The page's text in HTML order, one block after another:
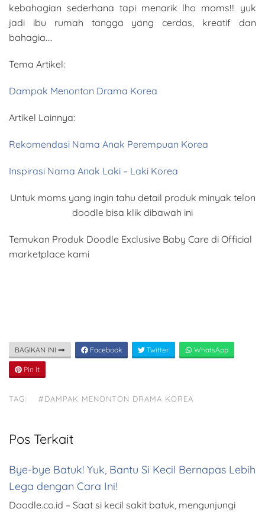
kebahagian sederhana tapi menarik lho moms!!! yuk
jadi ibu rumah tangga yang cerdas, kreatif dan
bahagia….
Tema Artikel:
Dampak Menonton Drama Korea
Artikel Lainnya:
Rekomendasi Nama Anak Perempuan Korea
Inspirasi Nama Anak Laki – Laki Korea
Untuk moms yang ingin tahu detail produk minyak telon
doodle bisa klik dibawah ini
Temukan Produk Doodle Exclusive Baby Care di Official
marketplace kami
BAGIKAN INI Facebook Twitter WhatsApp
Pin It
TAG: #DAMPAK MENONTON DRAMA KOREA
Pos Terkait
Bye-bye Batuk! Yuk, Bantu Si Kecil Bernapas Lebih
Lega dengan Cara Ini!
Doodle.co.id – Saat si kecil sakit batuk, mengunjungi